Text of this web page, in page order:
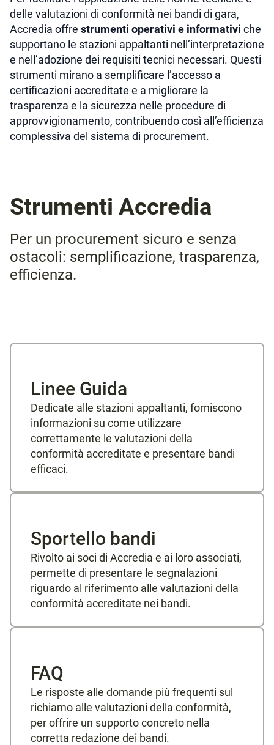
delle valutazioni di conformità nei bandi di gara,
Accredia offre strumenti operativi e informativi che
supportano le stazioni appaltanti nell’interpretazione
e nell’adozione dei requisiti tecnici necessari. Questi
strumenti mirano a semplificare l’accesso a
certificazioni accreditate e a migliorare la
trasparenza e la sicurezza nelle procedure di
approvvigionamento, contribuendo così all’efficienza
complessiva del sistema di procurement.
Strumenti Accredia
Per un procurement sicuro e senza
ostacoli: semplificazione, trasparenza,
efficienza.
Linee Guida
Dedicate alle stazioni appaltanti, forniscono
informazioni su come utilizzare
correttamente le valutazioni della
conformità accreditate e presentare bandi
efficaci.
Sportello bandi
Rivolto ai soci di Accredia e ai loro associati,
permette di presentare le segnalazioni
riguardo al riferimento alle valutazioni della
conformità accreditate nei bandi.
FAQ
Le risposte alle domande più frequenti sul
richiamo alle valutazioni della conformità,
per offrire un supporto concreto nella
corretta redazione dei bandi.